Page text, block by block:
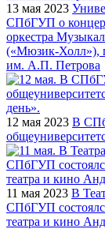
13 мая 2023
СПбГУП о
оркестра
(«Мюзик-Холл»),
им. А.П. Петрова
12 мая 2023 В
11 мая 2023 В
СПбГУП
театра и кино